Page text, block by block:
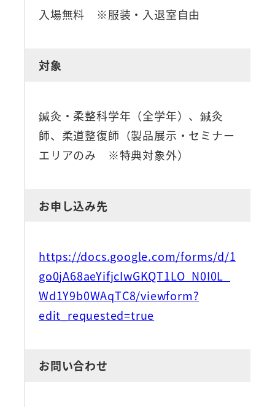
入場無料 ※服装・入退室自由
対象
鍼灸・柔整科学年（全学年）、鍼灸
師、柔道整復師（製品展示・セミナー
エリアのみ ※特典対象外）
お申し込み先
https://docs.google.com/forms/d/1
go0jA68aeYifjcIwGKQT1LO_N0I0L_
Wd1Y9b0WAqTC8/viewform?
edit_requested=true
お問い合わせ